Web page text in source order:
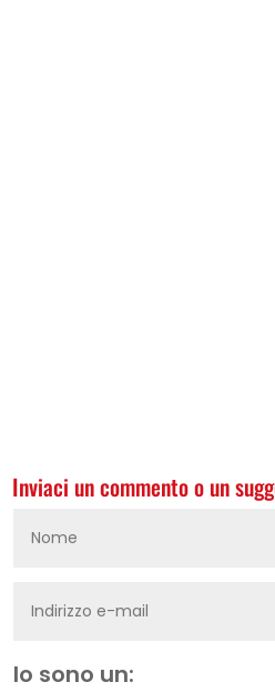
Inviaci un commento o un
Io sono un: